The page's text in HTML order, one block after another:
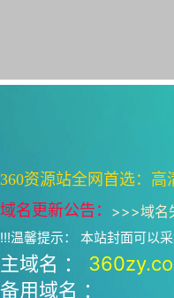
360资源站全网首选：
域名更新公告： >>>域名
!!!温馨提示： 本站封面可以
主域名 ：
备用域名 ：